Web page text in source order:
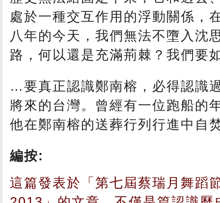
處於一種交互作用的浮動關係，
八年的今天，我們無法不墮入沈
路，何以還是充滿荊棘？我們要
…要真正認識鄭南榕，必得認識
將來的台灣。曾經有一位跑船的
他在鄭南榕的送葬行列行進中自
編按:
這篇發表於「第七屆蔡瑞月舞蹈